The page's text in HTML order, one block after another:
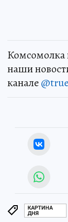
Комсомолка
наши
канале
КАРТИНА
ДНЯ